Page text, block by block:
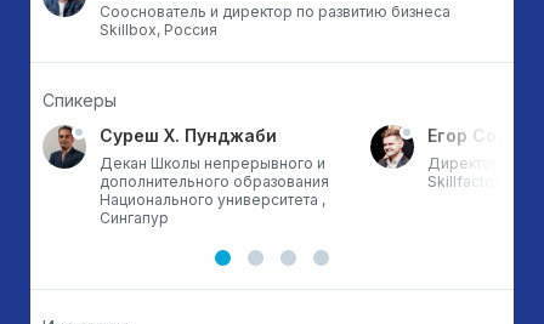
Сооснователь и директор по развитию бизнеса
Skillbox, Россия
Спикеры
Суреш Х. Пунджаби
Декан Школы непрерывного и
дополнительного образования
Национального университета ,
Сингапур
Егор
Директор по
Skillfactory,